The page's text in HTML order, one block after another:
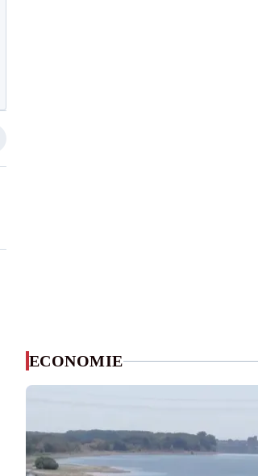
ECONOMIE